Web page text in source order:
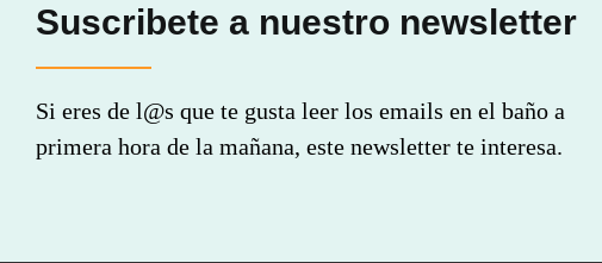
Suscribete a nuestro newsletter
Si eres de l@s que te gusta leer los emails en el baño a
primera hora de la mañana, este newsletter te interesa.